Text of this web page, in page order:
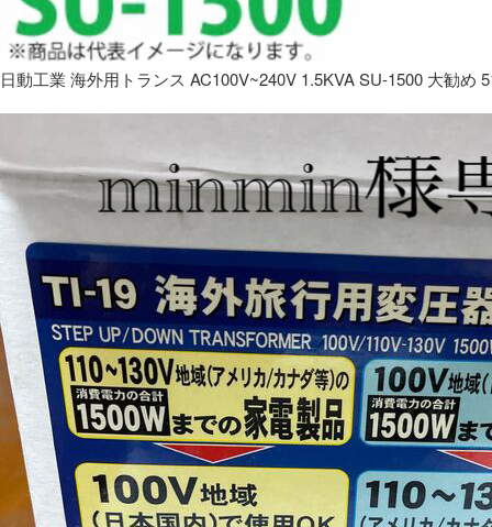
日動工業 海外用トランス AC100V~240V 1.5KVA SU-1500 大勧め